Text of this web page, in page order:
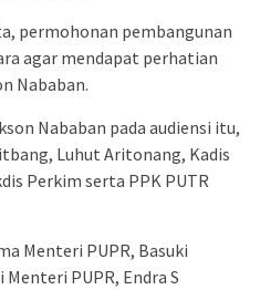
permohonan pembangunan
agar mendapat perhatian
Nababan.
Nababan pada audiensi itu,
Luhut Aritonang, Kadis
Perkim serta PPK PUTR
Menteri PUPR, Basuki
PUPR, Endra S